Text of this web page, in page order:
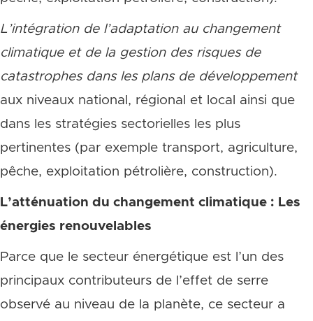
L’intégration de l’adaptation au changement
climatique et de la gestion des risques de
catastrophes dans les plans de développement
aux niveaux national, régional et local ainsi que
dans les stratégies sectorielles les plus
pertinentes (par exemple transport, agriculture,
pêche, exploitation pétrolière, construction).
L’atténuation du changement climatique : Les
énergies renouvelables
Parce que le secteur énergétique est l’un des
principaux contributeurs de l’effet de serre
observé au niveau de la planète, ce secteur a